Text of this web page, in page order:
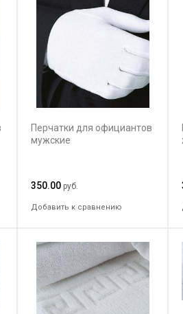
Перчатки для официантов
мужские
350.00 руб.
Добавить к сравнению